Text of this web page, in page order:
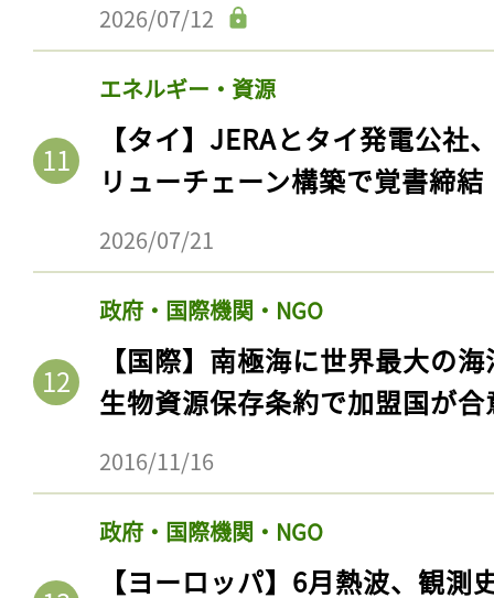
2026/07/12
エネルギー・資源
【タイ】JERAとタイ発電公社
リューチェーン構築で覚書締結
2026/07/21
政府・国際機関・NGO
【国際】南極海に世界最大の
生物資源保存条約で加盟国が合
2016/11/16
政府・国際機関・NGO
【ヨーロッパ】6月熱波、観